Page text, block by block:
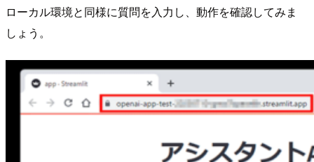
ローカル環境と同様に質問を入力し、動作を確認してみま
しょう。